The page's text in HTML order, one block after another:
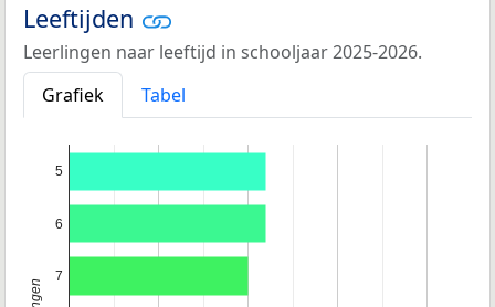
Leeftijden
Leerlingen naar leeftijd in schooljaar 2025-2026.
Grafiek
Tabel
5
6
7